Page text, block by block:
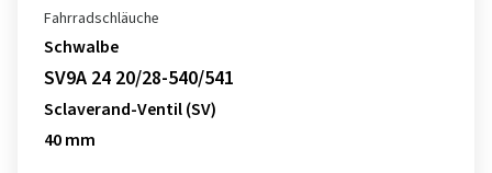
Fahrradschläuche
Schwalbe
SV9A 24 20/28-540/541
Sclaverand-Ventil (SV)
40 mm